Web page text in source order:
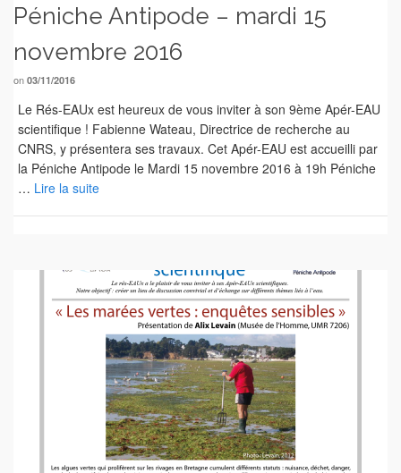
Péniche Antipode – mardi 15
novembre 2016
on 03/11/2016
Le Rés-EAUx est heureux de vous inviter à son 9ème Apér-EAU
scientifique ! Fabienne Wateau, Directrice de recherche au
CNRS, y présentera ses travaux. Cet Apér-EAU est accueilli par
la Péniche Antipode le Mardi 15 novembre 2016 à 19h Péniche
… Lire la suite